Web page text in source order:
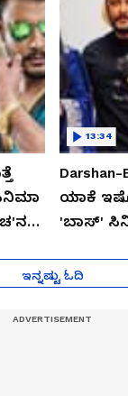
ಯಾಕೆ
'ಬಾಸ್'
13:34
ಇನ್ನಷ್ಟು ಓದಿ